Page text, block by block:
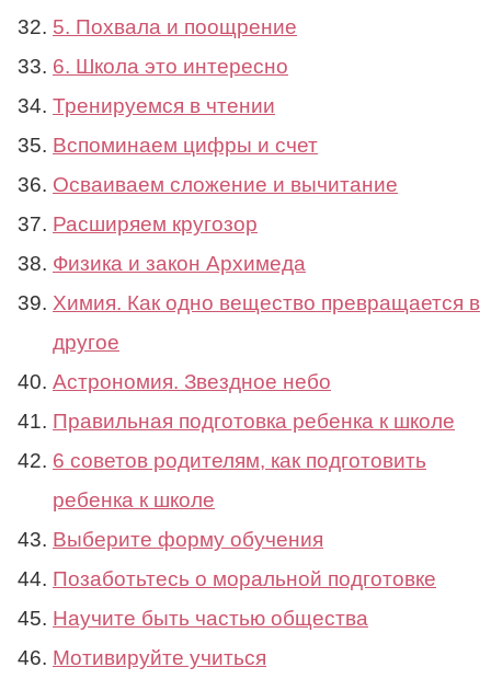
5. Похвала и поощрение
6. Школа это интересно
Тренируемся в чтении
Вспоминаем цифры и счет
Осваиваем сложение и вычитание
Расширяем кругозор
Физика и закон Архимеда
Химия. Как одно вещество превращается в
другое
Астрономия. Звездное небо
Правильная подготовка ребенка к школе
6 советов родителям, как подготовить
ребенка к школе
Выберите форму обучения
Позаботьтесь о моральной подготовке
Научите быть частью общества
Мотивируйте учиться